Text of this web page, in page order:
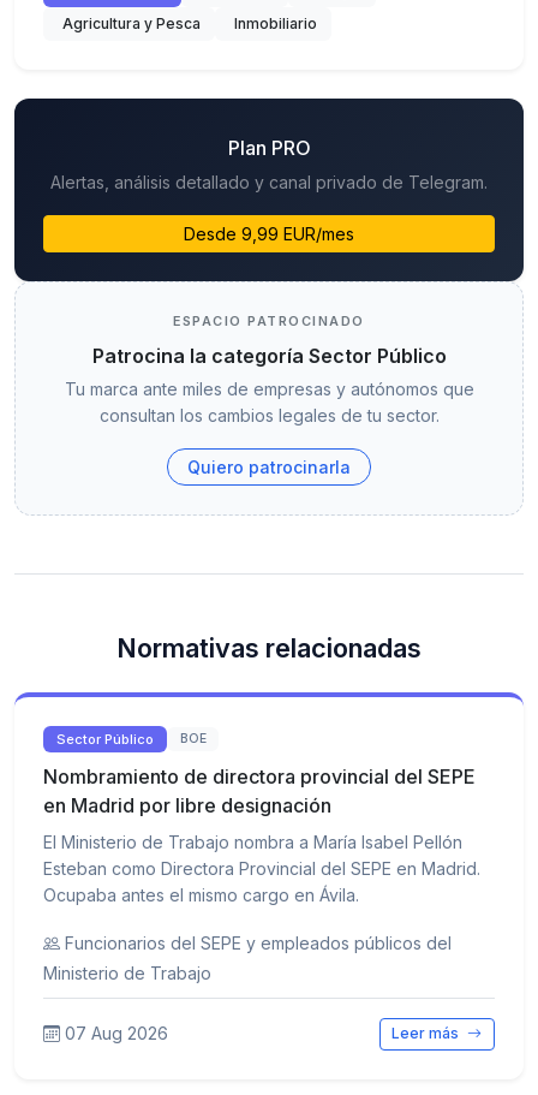
Agricultura y Pesca
Inmobiliario
Plan PRO
Alertas, análisis detallado y canal privado de Telegram.
Desde 9,99 EUR/mes
ESPACIO PATROCINADO
Patrocina la categoría Sector Público
Tu marca ante miles de empresas y autónomos que
consultan los cambios legales de tu sector.
Quiero patrocinarla
Normativas relacionadas
Sector Público BOE
Nombramiento de directora provincial del SEPE
en Madrid por libre designación
El Ministerio de Trabajo nombra a María Isabel Pellón
Esteban como Directora Provincial del SEPE en Madrid.
Ocupaba antes el mismo cargo en Ávila.
Funcionarios del SEPE y empleados públicos del
Ministerio de Trabajo
07 Aug 2026 Leer más